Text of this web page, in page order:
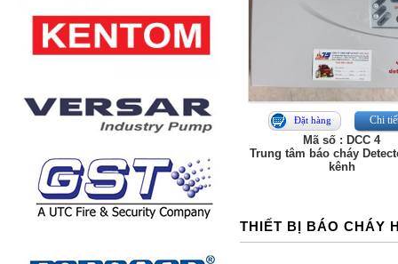
Đặt hàng Chi
Mã số : DCC 4
Trung tâm báo cháy
kênh
THIẾT BỊ BÁO CHÁY